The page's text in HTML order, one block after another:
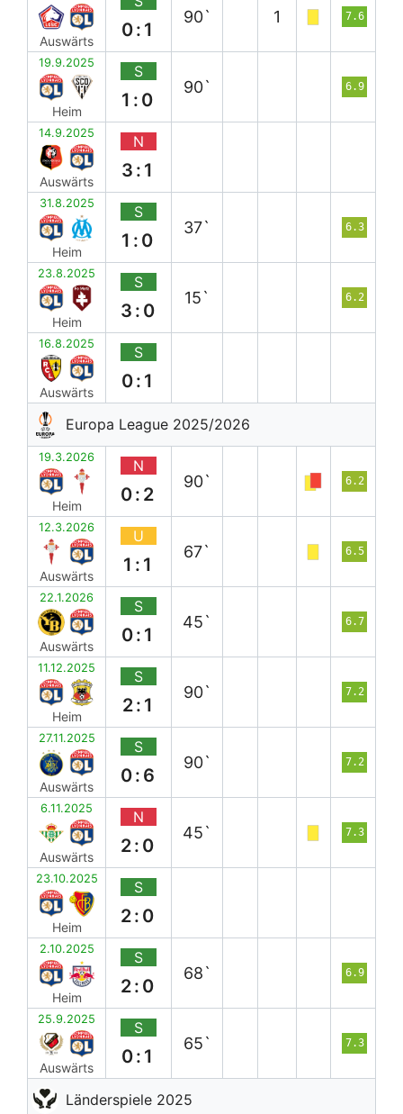
Auswärts
0:1
90` 1 7.6
19.9.2025
Heim
S
1:0
90` 6.9
14.9.2025
Auswärts
N
3:1
31.8.2025
Heim
S
1:0
37` 6.3
23.8.2025
Heim
S
3:0
15` 6.2
16.8.2025
Auswärts
S
0:1
Europa League 2025/2026
19.3.2026
Heim
N
0:2
90` 6.2
12.3.2026
Auswärts
U
1:1
67` 6.5
22.1.2026
Auswärts
S
0:1
45` 6.7
11.12.2025
Heim
S
2:1
90` 7.2
27.11.2025
Auswärts
S
0:6
90` 7.2
6.11.2025
Auswärts
N
2:0
45` 7.3
23.10.2025
Heim
S
2:0
2.10.2025
Heim
S
2:0
68` 6.9
25.9.2025
Auswärts
S
0:1
65` 7.3
Länderspiele 2025